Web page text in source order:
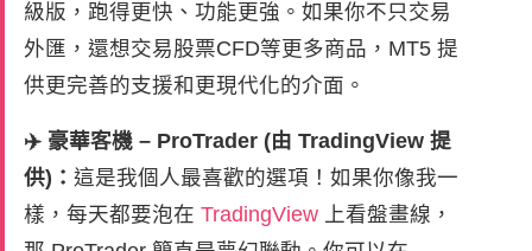
級版，跑得更快、功能更強。如果你不只交易
外匯，還想交易股票CFD等更多商品，MT5 提
供更完善的支援和更現代化的介面。
✈️ 豪華客機 – ProTrader (由 TradingView 提
供)： 這是我個人最喜歡的選項！如果你像我一
樣，每天都要泡在 TradingView 上看盤畫線，